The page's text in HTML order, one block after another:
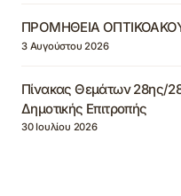
ΠΡΟΜΗΘΕΙΑ
3 Αυγούστου 2026
Πίνακας Θεμάτων 28ης/
Δημοτικής Επιτροπής
30 Ιουλίου 2026